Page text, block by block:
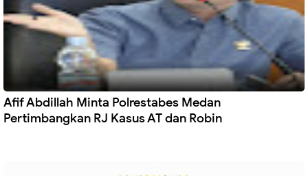
Afif Abdillah Minta Polrestabes Medan
Pertimbangkan RJ Kasus AT dan Robin